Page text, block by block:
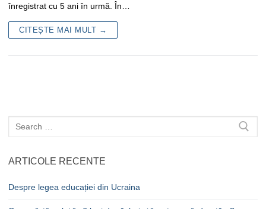
înregistrat cu 5 ani în urmă. În…
CITEȘTE MAI MULT →
Caută
după:
ARTICOLE RECENTE
Despre legea educației din Ucraina